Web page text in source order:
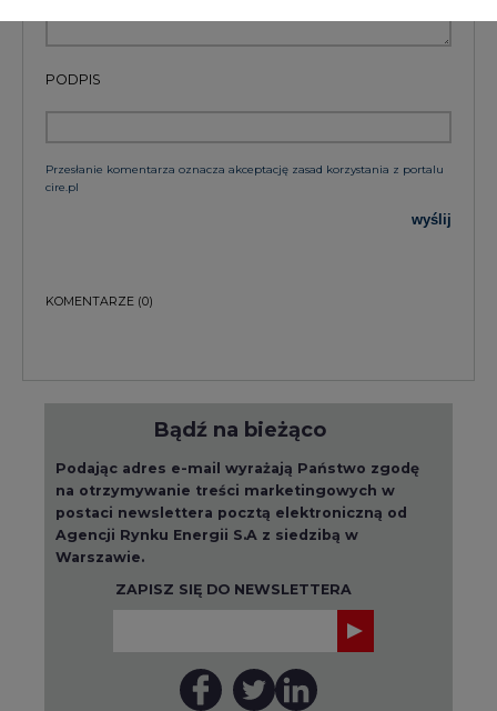
PODPIS
Przesłanie komentarza oznacza akceptację zasad korzystania z portalu
cire.pl
wyślij
KOMENTARZE (0)
Bądź na bieżąco
Podając adres e-mail wyrażają Państwo zgodę
na otrzymywanie treści marketingowych w
postaci newslettera pocztą elektroniczną od
Agencji Rynku Energii S.A z siedzibą w
Warszawie.
ZAPISZ SIĘ DO NEWSLETTERA